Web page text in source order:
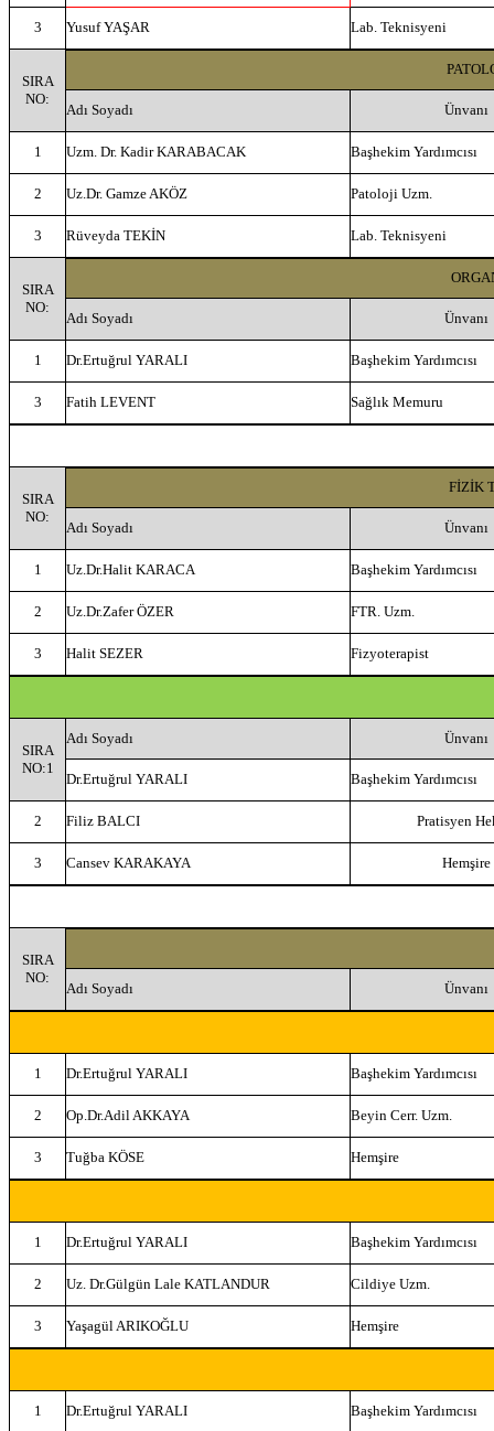
3 Yusuf YAŞAR Lab. Teknisyeni
SIRA
NO:
Adı Soyadı Ünvanı
1 Uzm. Dr. Kadir KARABACAK Başhekim Yardımcısı
2 Uz.Dr. Gamze AKÖZ Patoloji Uzm.
3 Rüveyda TEKİN Lab. Teknisyeni
SIRA
NO:
Adı Soyadı Ünvanı
1 Dr.Ertuğrul YARALI Başhekim Yardımcısı
3 Fatih LEVENT Sağlık Memuru
SIRA
NO:
FİZİK
Adı Soyadı Ünvanı
1 Uz.Dr.Halit KARACA Başhekim Yardımcısı
2 Uz.Dr.Zafer ÖZER FTR. Uzm.
3 Halit SEZER Fizyoterapist
SIRA
NO:1
Adı Soyadı Ünvanı
Dr.Ertuğrul YARALI Başhekim Yardımcısı
2 Filiz BALCI Pratisyen
3 Cansev KARAKAYA Hemşire
SIRA
NO:
Adı Soyadı Ünvanı
1 Dr.Ertuğrul YARALI Başhekim Yardımcısı
2 Op.Dr.Adil AKKAYA Beyin Cerr. Uzm.
3 Tuğba KÖSE Hemşire
1 Dr.Ertuğrul YARALI Başhekim Yardımcısı
2 Uz. Dr.Gülgün Lale KATLANDUR Cildiye Uzm.
3 Yaşagül ARIKOĞLU Hemşire
1 Dr.Ertuğrul YARALI Başhekim Yardımcısı